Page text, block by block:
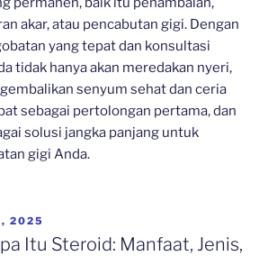
akar, atau pencabutan gigi. Dengan
yang tepat dan konsultasi
tidak hanya akan meredakan nyeri,
senyum sehat dan ceria
sebagai pertolongan pertama, dan
solusi jangka panjang untuk
gigi Anda.
2025
Itu Steroid: Manfaat, Jenis,